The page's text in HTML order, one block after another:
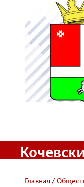
Главная/